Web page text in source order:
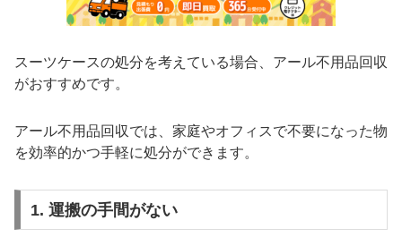
スーツケースの処分を考えている場合、アール不用品回収
がおすすめです。
アール不用品回収では、家庭やオフィスで不要になった物
を効率的かつ手軽に処分ができます。
1. 運搬の手間がない